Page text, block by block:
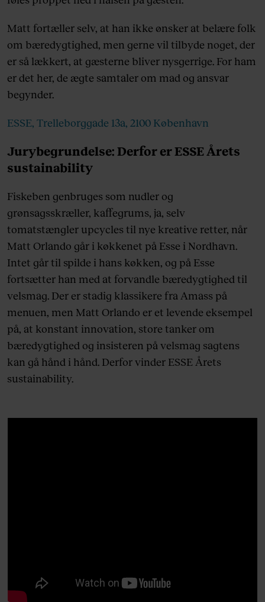
Matt fortæller selv, at han ikke ønsker at belære folk
om bæredygtighed, men gerne vil tilbyde noget, der
er så lækkert, at gæsterne bliver nysgerrige. For ham
er det her, de ægte samtaler om mad og ansvar
begynder.
ESSE, Trelleborggade 13a, 2100 København
Jurybegrundelse: Derfor er ESSE Årets
sustainability
Fiskeben genbruges som nudler og
grønsagsskræller, kaffegrums, ja, selv
tomatstængler upcycles til nye kreative retter, når
Matt Orlando går i køkkenet på Esse i Nordhavn.
Intet går til spilde i hans køkken, og på Esse
fortsætter han med at forvandle bæredygtighed til
velsmag. Der er stadig klassikere fra Amass på
menuen, men Matt Orlando er et levende eksempel
på, at konstant innovation, store tanker om
bæredygtighed og insisteren på velsmag sagtens
kan gå hånd i hånd. Derfor vinder ESSE Årets
sustainability.